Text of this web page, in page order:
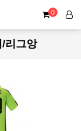
0
리그앙